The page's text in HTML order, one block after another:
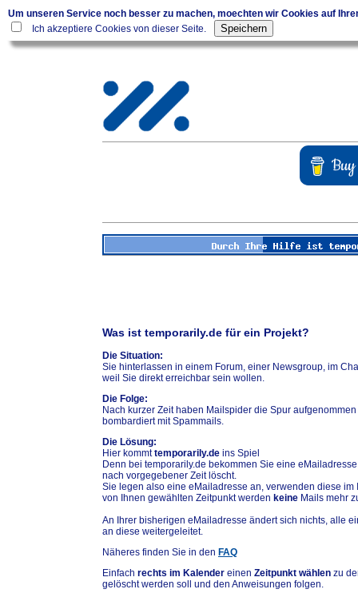
Um unseren Service noch besser zu machen, moechten wir Cookies auf
Ich akzeptiere Cookies von dieser Seite.
Was ist temporarily.de für ein Projekt?
Die Situation:
Sie hinterlassen in einem Forum, einer Newsgroup, im
weil Sie direkt erreichbar sein wollen.
Die Folge:
Nach kurzer Zeit haben Mailspider die Spur
bombardiert mit Spammails.
Die Lösung:
Hier kommttemporarily.de ins Spiel
Denn bei temporarily.de bekommen Sie eine
nach vorgegebener Zeit löscht.
Sie legen also eine eMailadresse an, verwenden diese im
von Ihnen gewählten Zeitpunkt werden keine Mails mehr
An Ihrer bisherigen eMailadresse ändert sich nichts, alle
an diese weitergeleitet.
Näheres finden Sie in den FAQ
Einfach rechts im Kalender einen Zeitpunkt wählen zu
gelöscht werden soll und den Anweisungen folgen.